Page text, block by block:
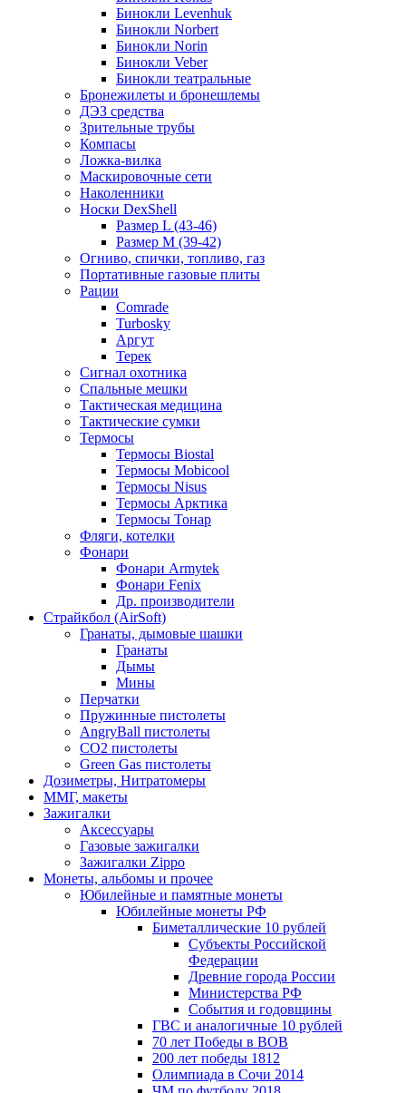
Бинокли Levenhuk
Бинокли Norbert
Бинокли Norin
Бинокли Veber
Бинокли театральные
Бронежилеты и бронешлемы
ДЭЗ средства
Зрительные трубы
Компасы
Ложка-вилка
Маскировочные сети
Наколенники
Носки DexShell
Размер L (43-46)
Размер M (39-42)
Огниво, спички, топливо, газ
Портативные газовые плиты
Рации
Comrade
Turbosky
Аргут
Терек
Сигнал охотника
Спальные мешки
Тактическая медицина
Тактические сумки
Термосы
Термосы Biostal
Термосы Mobicool
Термосы Nisus
Термосы Арктика
Термосы Тонар
Фляги, котелки
Фонари
Фонари Armytek
Фонари Fenix
Др. производители
Страйкбол (AirSoft)
Гранаты, дымовые шашки
Гранаты
Дымы
Мины
Перчатки
Пружинные пистолеты
AngryBall пистолеты
CO2 пистолеты
Green Gas пистолеты
Дозиметры, Нитратомеры
ММГ, макеты
Зажигалки
Аксессуары
Газовые зажигалки
Зажигалки Zippo
Монеты, альбомы и прочее
Юбилейные и памятные монеты
Юбилейные монеты РФ
Биметаллические 10 рублей
Субъекты Российской
Федерации
Древние города России
Министерства РФ
События и годовщины
ГВС и аналогичные 10 рублей
70 лет Победы в ВОВ
200 лет победы 1812
Олимпиада в Сочи 2014